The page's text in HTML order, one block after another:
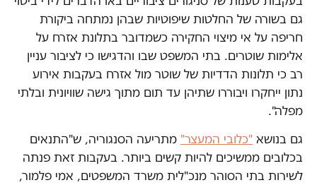
גם בשורה של החלטות שיפוטיות שבהן נמתחה ביקורת
חריפה על אי מיצוי החקירה כשמדובר בתלונת אזרח על
אלימות שוטרים. בתי המשפט שבו והדגישו כי לציבור עניין
רב כי תלונות הדדיות של שוטר מול אזרח בעקבות אירוע
נתון ייחקרו ויבוררו שתיהן עד תום מתוך גישה שוויונית ובלתי
מפלה".
גם בנושא "כלובי המעצר" מתריעה הסנגוריה, ש"התנאים
בכלובים ממשיכים להיות קשים ביותר. בעקבות זאת פנתה
לשירות בתי הסוהר מנכ"לית משרד המשפטים, אמי פלמור,